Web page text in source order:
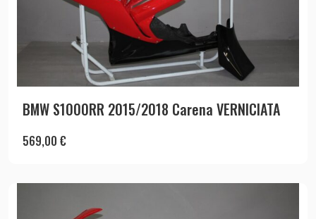
BMW S1000RR 2015/2018 Carena VERNICIATA
569,00 €